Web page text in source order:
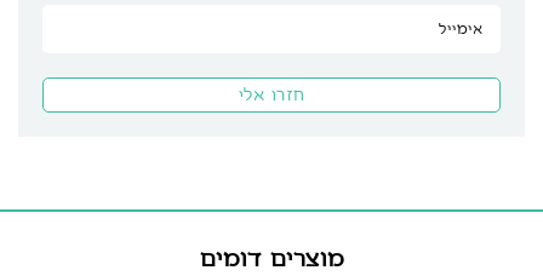
מוצרים דומים